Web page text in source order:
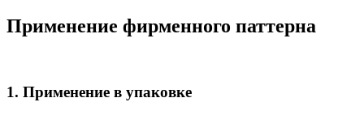
Применение фирменного паттерна
1. Применение в упаковке